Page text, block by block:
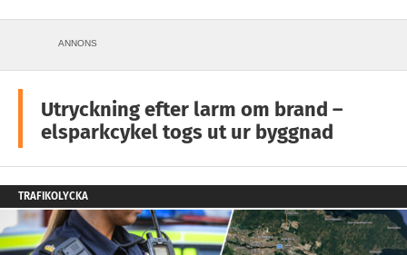
ANNONS
Utryckning efter larm om brand –
elsparkcykel togs ut ur byggnad
TRAFIKOLYCKA